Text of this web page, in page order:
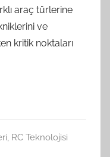
araç türlerine
ve
kritik noktaları
, RC Teknolojisi